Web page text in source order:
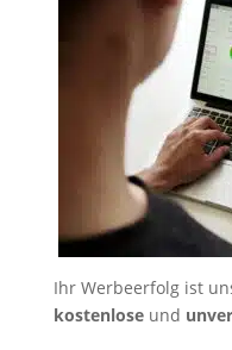
Ihr Werbeerfolg ist
kostenloseund